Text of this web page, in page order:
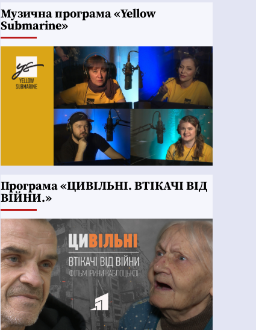
Музична програма «Yellow
Submarine»
Програма «ЦИВІЛЬНІ. ВТІКАЧІ ВІД
ВІЙНИ.»